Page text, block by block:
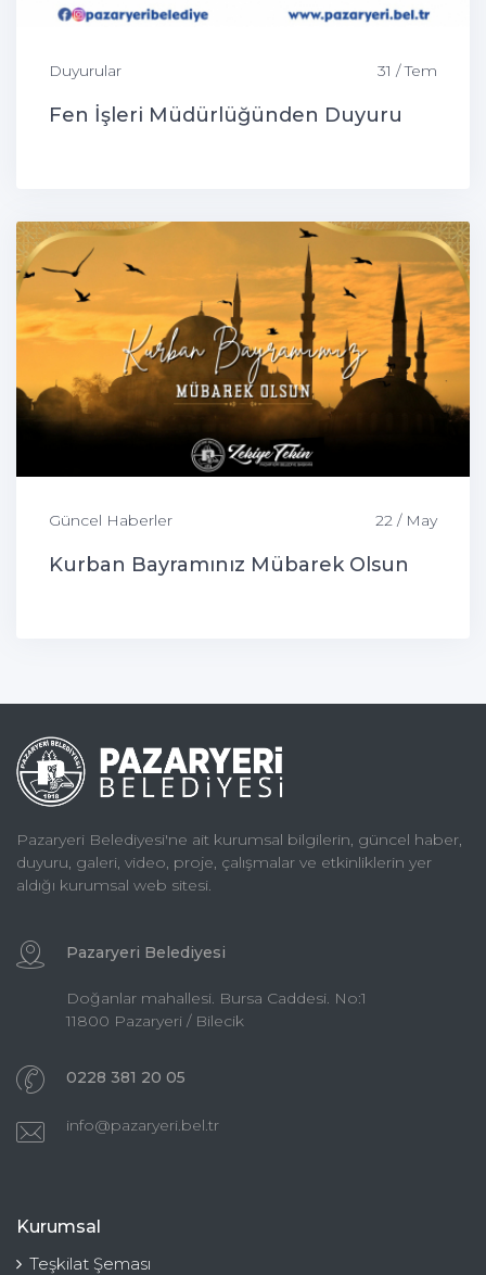
Duyurular 31 / Tem
Fen İşleri Müdürlüğünden Duyuru
Güncel Haberler 22 / May
Kurban Bayramınız Mübarek Olsun
Pazaryeri Belediyesi'ne ait kurumsal bilgilerin, güncel haber,
duyuru, galeri, video, proje, çalışmalar ve etkinliklerin yer
aldığı kurumsal web sitesi.
Pazaryeri Belediyesi
Doğanlar mahallesi. Bursa Caddesi. No:1
11800 Pazaryeri / Bilecik
0228 381 20 05
info@pazaryeri.bel.tr
Kurumsal
Teşkilat Şeması